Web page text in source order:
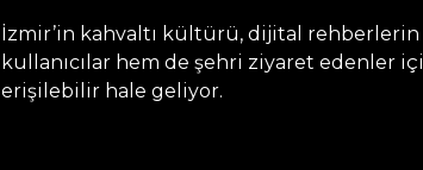
İzmir’in kahvaltı kültürü, dijital rehberlerin
kullanıcılar hem de şehri ziyaret edenler
erişilebilir hale geliyor.